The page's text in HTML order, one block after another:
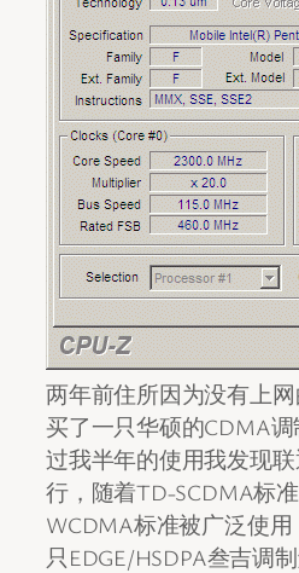
两年前住所因为没有上
买了一只华硕的CDMA
过我半年的使用我发现
行，随着TD-SCDMA标
WCDMA标准被广泛使
只EDGE/HSDPA叁吉调